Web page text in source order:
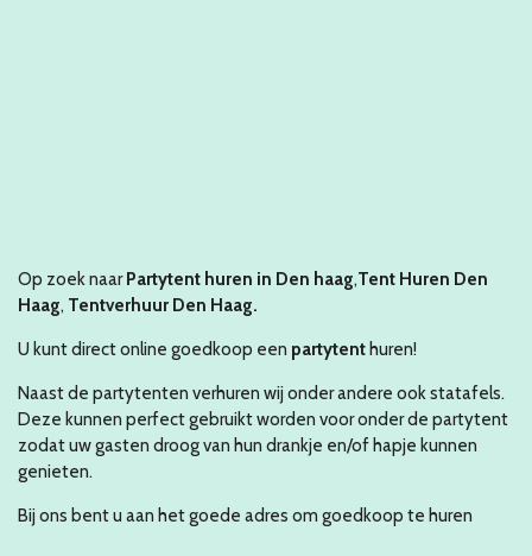
Op zoek naarPartytent huren in Den haag,Tent Huren Den
Haag, Tentverhuur Den Haag.
U kunt direct online goedkoop een partytent huren!
Naast de partytenten verhuren wij onder andere ook statafels.
Deze kunnen perfect gebruikt worden voor onder de partytent
zodat uw gasten droog van hun drankje en/of hapje kunnen
genieten.
Bij ons bent u aan het goede adres om goedkoop te huren